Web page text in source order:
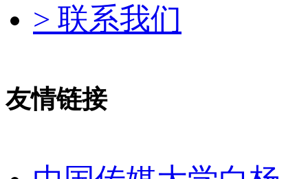
> 联系我们
友情链接